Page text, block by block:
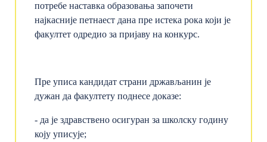
потребе наставка образовања започети
најкасније петнаест дана пре истека рока који је
факултет одредио за пријаву на конкурс.
Пре уписа кандидат страни држављанин је
дужан да факултету поднесе доказе:
- да је здравствено осигуран за школску годину
коју уписује;